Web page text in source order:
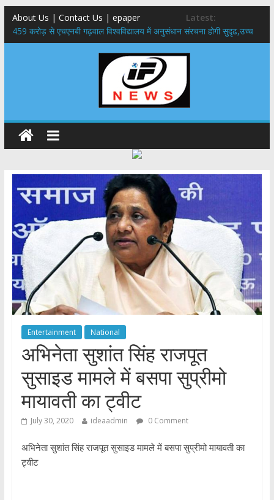
About Us | Contact Us | epaper
Latest:
459 करोड़ से एचएनबी गढ़वाल विश्वविद्यालय में अनुसंधान संरचना होगी सुदृढ,उच्च
शिक्षा मंत्री धन सिंह रावत ने नवनियुक्त केन्द्रीय शिक्षा मंत्री से की मुलाकात
राष्ट्रीय हथकरघा दिवस पर मुख्यमंत्री धामी ने उत्कृष्ट बुनकरों और हस्तशिल्प
​धामी कैबिनेट का बड़ा फैसला: पशुपालकों को 60% तक सब्सिडी, गंगा एक्सप्रेसवे का
​हरिद्वार से वीरभद्र (ऋषिकेश) तक निकली BJYM की भव्य कांवड़ यात्रा; तेजस्वी
सूर्या ने की देश व प्रदेशवासियों के कल्याण की कामना
24×7 अलर्ट मोड में रहें अधिकारी-मुख्य सचिव मानसून-एसईओसी से मुख्य सचिव ने
की विस्तृत समीक्षा कहा-बंद सड़कों को शीघ्र खोला जाए, लोगों को न हो दिक्कत
Entertainment National
अभिनेता सुशांत सिंह राजपूत
सुसाइड मामले में बसपा सुप्रीमो
मायावती का ट्वीट
July 30, 2020 ideaadmin 0 Comment
अभिनेता सुशांत सिंह राजपूत सुसाइड मामले में बसपा सुप्रीमो मायावती का
ट्वीट